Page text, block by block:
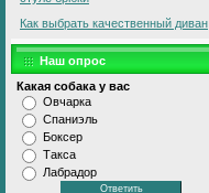
Как выбрать качественный диван
Наш опрос
Какая собака у вас
Овчарка
Спаниэль
Боксер
Такса
Лабрадор